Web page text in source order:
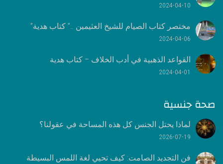
2024-04-10
مختصر كتاب الصيام للشيخ العثيمين ..” كتاب هدية”
2024-04-06
القواعد الذهبية في أدب الخلاف – كتاب هدية
2024-04-01
صحة جنسية
لماذا يحتل الجنس كل هذه المساحة في عقولنا؟
2026-07-19
فن التجديد الصامت: كيف تحيي لغة اللمس البسيطة